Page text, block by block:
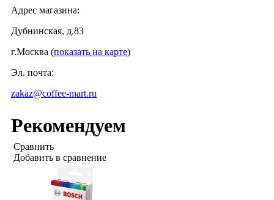
Адрес магазина:
Дубнинская, д.83
г.Москва (показать на карте)
Эл. почта:
zakaz@coffee-mart.ru
Рекомендуем
Сравнить
Добавить в сравнение